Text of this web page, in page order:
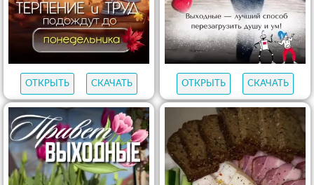
ОТКРЫТЬ СКАЧАТЬ ОТКРЫТЬ СКАЧАТЬ